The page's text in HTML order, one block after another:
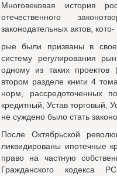
Многовековая история
отечественного
законодательных актов, кото-
рые были призваны в
систему регулирования
одному из таких
втором разделе книги 4
норм, рассредоточенных
кредитный, Устав торговый,
не суждено было стать
После Октябрьской
ликвидированы ипотечные
право на частную
Гражданского